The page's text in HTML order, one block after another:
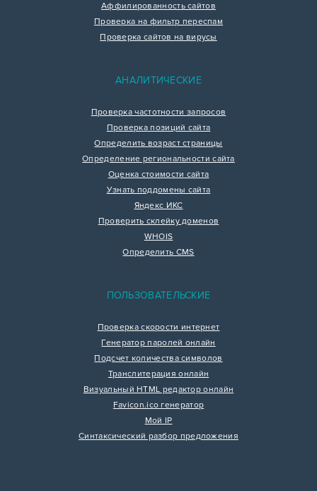
Аффилированность сайтов
Проверка на фильтр переспам
Проверка сайтов на вирусы
АНАЛИТИЧЕСКИЕ
Проверка частотности запросов
Проверка позиций сайта
Определить возраст страницы
Определение региональности сайта
Оценка стоимости сайта
Узнать поддомены сайта
Яндекс ИКС
Проверить склейку доменов
WHOIS
Определить CMS
ПОЛЬЗОВАТЕЛЬСКИЕ
Проверка скорости интернет
Генератор паролей онлайн
Подсчет количества символов
Транслитерация онлайн
Визуальный HTML редактор онлайн
Favicon.ico генератор
Мой IP
Синтаксический разбор предложения